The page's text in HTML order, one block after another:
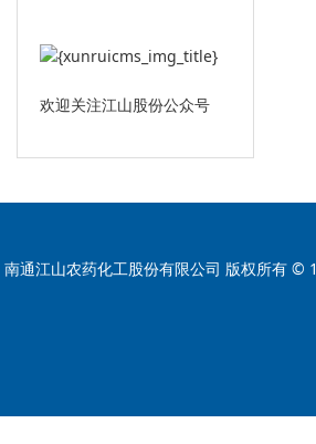
欢迎关注江山股份公众号
南通江山农药化工股份有限公司 版权所有 ©